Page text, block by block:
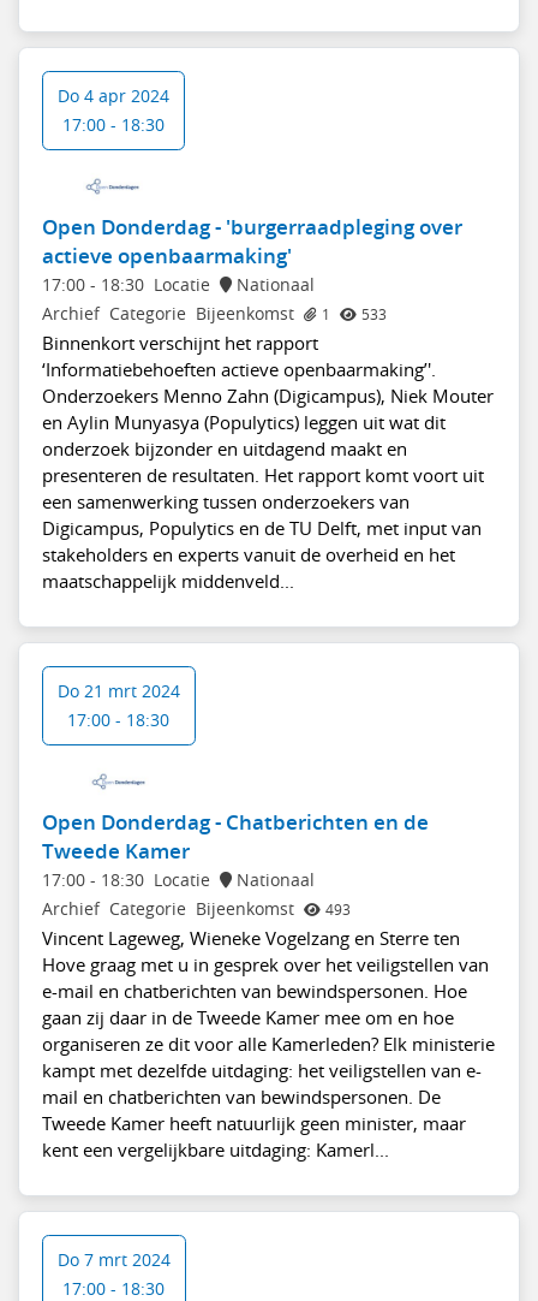
Open Donderdag - 'burgerraadpleging over
actieve openbaarmaking'
17:00- 18:30 Locatie
Nationaal
Archief Categorie Bijeenkomst 1 533
Binnenkort verschijnt het rapport
‘Informatiebehoeften actieve openbaarmaking’'.
Onderzoekers Menno Zahn (Digicampus), Niek Mouter
en Aylin Munyasya (Populytics) leggen uit wat dit
onderzoek bijzonder en uitdagend maakt en
presenteren de resultaten. Het rapport komt voort uit
een samenwerking tussen onderzoekers van
Digicampus, Populytics en de TU Delft, met input van
stakeholders en experts vanuit de overheid en het
maatschappelijk middenveld...
Do 4 apr 2024
17:00 - 18:30
Open Donderdag - Chatberichten en de
Tweede Kamer
17:00- 18:30 Locatie
Nationaal
Archief Categorie Bijeenkomst 493
Vincent Lageweg, Wieneke Vogelzang en Sterre ten
Hove graag met u in gesprek over het veiligstellen van
e-mail en chatberichten van bewindspersonen. Hoe
gaan zij daar in de Tweede Kamer mee om en hoe
organiseren ze dit voor alle Kamerleden? Elk ministerie
kampt met dezelfde uitdaging: het veiligstellen van e-
mail en chatberichten van bewindspersonen. De
Tweede Kamer heeft natuurlijk geen minister, maar
kent een vergelijkbare uitdaging: Kamerl...
Do 21 mrt 2024
17:00 - 18:30
Do 7 mrt 2024
17:00 - 18:30